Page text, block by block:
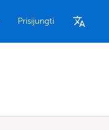
Prisijungti